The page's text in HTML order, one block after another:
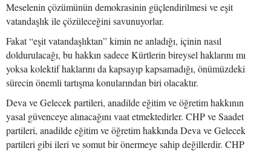
Meselenin çözümünün demokrasinin güçlendirilmesi ve eşit
vatandaşlık ile çözüleceğini savunuyorlar.
Fakat “eşit vatandaşlıktan” kimin ne anladığı, içinin nasıl
doldurulacağı, bu hakkın sadece Kürtlerin bireysel haklarını mı
yoksa kolektif haklarını da kapsayıp kapsamadığı, önümüzdeki
sürecin önemli tartışma konularından biri olacaktır.
Deva ve Gelecek partileri, anadilde eğitim ve öğretim hakkının
yasal güvenceye alınacağını vaat etmektedirler. CHP ve Saadet
partileri, anadilde eğitim ve öğretim hakkında Deva ve Gelecek
partileri gibi ileri ve somut bir önermeye sahip değillerdir. CHP